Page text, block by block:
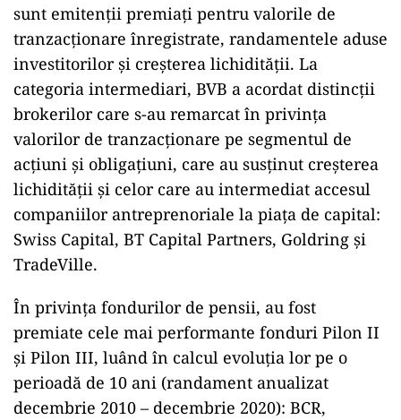
sunt emitenții premiați pentru valorile de
tranzacționare înregistrate, randamentele aduse
investitorilor și creșterea lichidității. La
categoria intermediari, BVB a acordat distincții
brokerilor care s-au remarcat în privința
valorilor de tranzacționare pe segmentul de
acțiuni și obligațiuni, care au susținut creșterea
lichidității și celor care au intermediat accesul
companiilor antreprenoriale la piața de capital:
Swiss Capital, BT Capital Partners, Goldring și
TradeVille.
În privința fondurilor de pensii, au fost
premiate cele mai performante fonduri Pilon II
și Pilon III, luând în calcul evoluția lor pe o
perioadă de 10 ani (randament anualizat
decembrie 2010 – decembrie 2020): BCR,